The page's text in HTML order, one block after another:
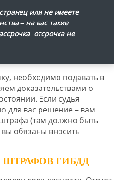
или не имеете
– на вас такие
отсрочка не
необходимо подавать в
доказательствами о
Если судья
для вас решение – вам
(там должно быть
обязаны вносить
ГИБДД